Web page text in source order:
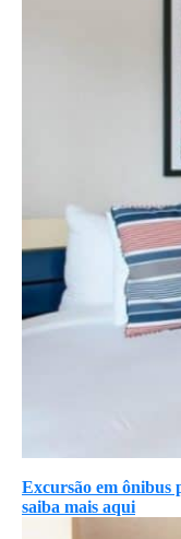
Excursão em ônibus
saiba mais aqui